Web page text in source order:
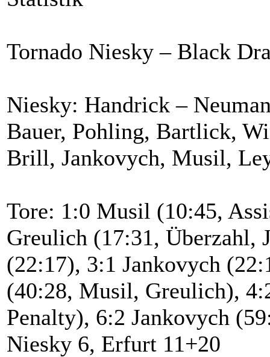
Tornado Niesky – Black
Niesky: Handrick –
Bauer, Pohling, Bartlick,
Brill, Jankovych, Musil,
Tore: 1:0 Musil (10:45,
Greulich (17:31, Überzahl,
(22:17), 3:1 Jankovych
(40:28, Musil, Greulich),
Penalty), 6:2 Jankovych
Niesky 6, Erfurt 11+20